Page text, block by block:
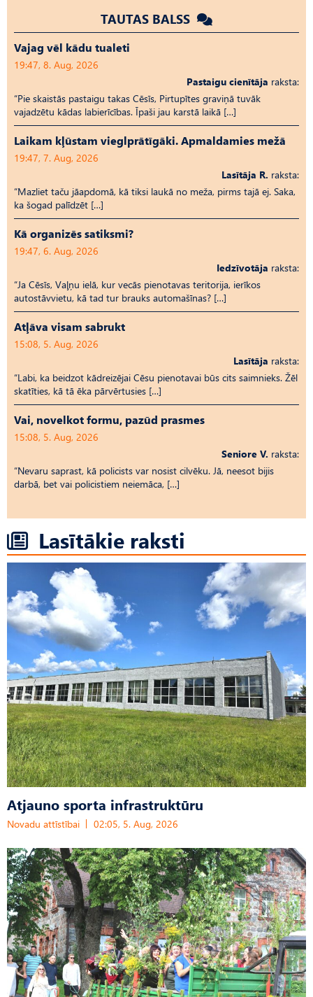
TAUTAS BALSS
Vajag vēl kādu tualeti
19:47, 8. Aug, 2026
Pastaigu cienītāja raksta:
“Pie skaistās pastaigu takas Cēsīs, Pirtupītes graviņā tuvāk
vajadzētu kādas labierīcības. Īpaši jau karstā laikā […]
Laikam kļūstam vieglprātīgāki. Apmaldamies mežā
19:47, 7. Aug, 2026
Lasītāja R. raksta:
“Mazliet taču jāapdomā, kā tiksi laukā no meža, pirms tajā ej. Saka,
ka šogad palīdzēt […]
Kā organizēs satiksmi?
19:47, 6. Aug, 2026
Iedzīvotāja raksta:
“Ja Cēsīs, Vaļņu ielā, kur vecās pienotavas teritorija, ierīkos
autostāvvietu, kā tad tur brauks automašīnas? […]
Atļāva visam sabrukt
15:08, 5. Aug, 2026
Lasītāja raksta:
“Labi, ka beidzot kādreizējai Cēsu pienotavai būs cits saimnieks. Žēl
skatīties, kā tā ēka pārvērtusies […]
Vai, novelkot formu, pazūd prasmes
15:08, 5. Aug, 2026
Seniore V. raksta:
“Nevaru saprast, kā policists var nosist cilvēku. Jā, neesot bijis
darbā, bet vai policistiem neiemāca, […]
Lasītākie raksti
Atjauno sporta infrastruktūru
Novadu attīstībai 02:05, 5. Aug, 2026